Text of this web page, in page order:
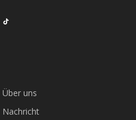
Über uns
Nachricht